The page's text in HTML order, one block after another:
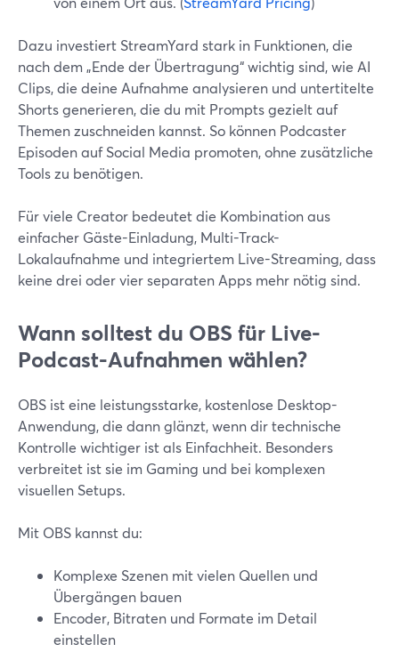
Dazu investiert StreamYard stark in Funktionen, die
nach dem „Ende der Übertragung“ wichtig sind, wie AI
Clips, die deine Aufnahme analysieren und untertitelte
Shorts generieren, die du mit Prompts gezielt auf
Themen zuschneiden kannst. So können Podcaster
Episoden auf Social Media promoten, ohne zusätzliche
Tools zu benötigen.
Für viele Creator bedeutet die Kombination aus
einfacher Gäste-Einladung, Multi-Track-
Lokalaufnahme und integriertem Live-Streaming, dass
keine drei oder vier separaten Apps mehr nötig sind.
Wann solltest du OBS für Live-
Podcast-Aufnahmen wählen?
OBS ist eine leistungsstarke, kostenlose Desktop-
Anwendung, die dann glänzt, wenn dir technische
Kontrolle wichtiger ist als Einfachheit. Besonders
verbreitet ist sie im Gaming und bei komplexen
visuellen Setups.
Mit OBS kannst du:
Komplexe Szenen mit vielen Quellen und
Übergängen bauen
Encoder, Bitraten und Formate im Detail
einstellen